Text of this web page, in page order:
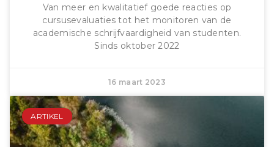
Van meer en kwalitatief goede reacties op
cursusevaluaties tot het monitoren van de
academische schrijfvaardigheid van studenten.
Sinds oktober 2022
16 maart 2023
ARTIKEL